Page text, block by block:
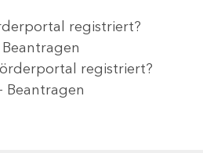
registriert?
registriert?
Beantragen